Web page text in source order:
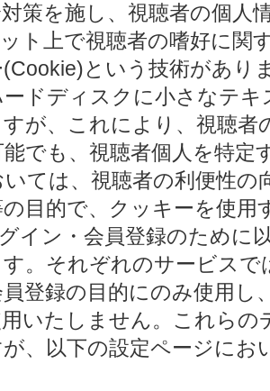
策を施し、視聴者の個人
ト上で視聴者の嗜好に関
という技術があり
ードディスクに小さなテ
が、これにより、視聴
でも、視聴者個人を特定
ては、視聴者の利便性の
目的で、クッキーを使用
イン・会員登録のために
。それぞれのサービス
登録の目的にのみ使用し
いたしません。これらの
、以下の設定ページにお